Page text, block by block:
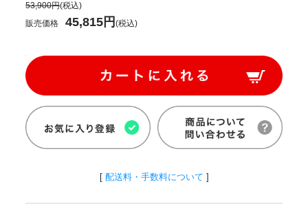
53,900円(税込)
販売価格
45,815円(税込)
[ 配送料・手数料について ]